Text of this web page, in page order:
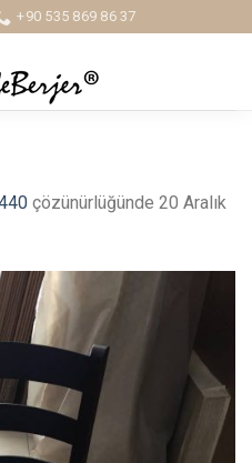
+90 535 869 86 37
çözünürlüğünde 20 Aralık